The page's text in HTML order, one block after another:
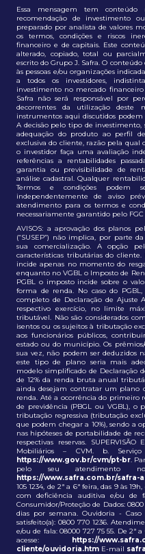
Essa mensagem tem conteúdo
recomendação de investimento
preparado por analista de valores
os termos, condições e riscos
financeiro e de capitais. Este
alterado, copiado, total ou
escrito do Grupo J. Safra. O
às pessoas e/ou organizações
a todos os investidores,
investimento no mercado
Safra não será responsável por
decorrentes da utilização deste
instrumentos aqui discutidos podem
A decisão pelo tipo de
adequação do produto ao perfil
exclusiva do cliente, razão pela qual
o investidor faça uma avaliação
referências a rentabilidades
garantia ou previsibilidade de
análise cadastral. Qualquer
Termos e condições podem
independentemente de aviso
atendimento para os termos e
necessariamente garantido pelo
AVISOS: a aprovação dos planos
(“SUSEP”) não implica, por parte
sua comercialização. A opção
características tributárias do
incide apenas no momento do
enquanto no VGBL o Imposto de
PGBL o imposto incide sobre o
forma de renda. No caso do
completo de Declaração de Ajuste
respectivo exercício, no limite
tributável. Não são considerados
isentos ou os sujeitos à tributação
aos funcionários públicos,
estado ou do município. Os
sua vez, não podem ser deduzidos
este tipo de plano seria mais
modelo simplificado de Declaração
de 12% da renda bruta anual
ainda desejam contratar um plano
renda. Até a ocorrência do primeiro
de previdência (PBGL ou VGBL),
tributação regressiva (tributação
que podem chegar a 10%), sendo a
nas hipóteses de portabilidade de
respectivas reservas. SUPERVISÃO
Mobiliários – CVM. b.
https://www.gov.br/cvm/pt-br.
pelo seu atendimento
https://www.safra.com.br/safra-
105 1234, de 2ª a 6ª feira, das 9 às
com deficiência auditiva e/ou de
Consumidor/Proteção de Dados:
dias por semana. Ouvidoria -
satisfeito(a): 0800 770 1236.
e/ou de fala: 08000 727 75 55. De 2ª
acesse: https://
cliente/ouvidoria.htm E-mail